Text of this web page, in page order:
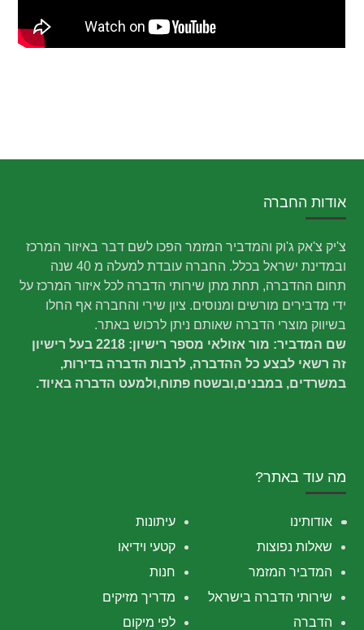
אודות החברה
צ'יק צ'אק ג'וק והמדביר המזמר הפכו לשם דבר באיזור המרכז
ובמדינת ישראל בכלל. החברה עובדת למעלה מ 40 שנה
תחום ההדברה, תחת מתן שירותי הדברה לכל איזור המרכז על
ידי מדבירים מורשים ומנוסים. ציון שירי והחברה אף החלו
בשיווק מוצרי הדברה שאותם ניתן לרכוש באתר.
שם המדביר: מור אזולאי מספר רישיון: 2218 בעל רישיון
זה רשאי לבצע כל ההדברה, לרבות הדברה בדירות,
במשרדים, במבנים,ובשטח פתוח,ולמעט הדברה באיוד.
מה עוד באתר?
עיתונות
אודותינו
קטעי וידיאו
שאלות נפוצות
חנות
המדביר המזמר
מדריך מזיקים
שירותי הדברה בישראל
לפי מיקום
הדברה